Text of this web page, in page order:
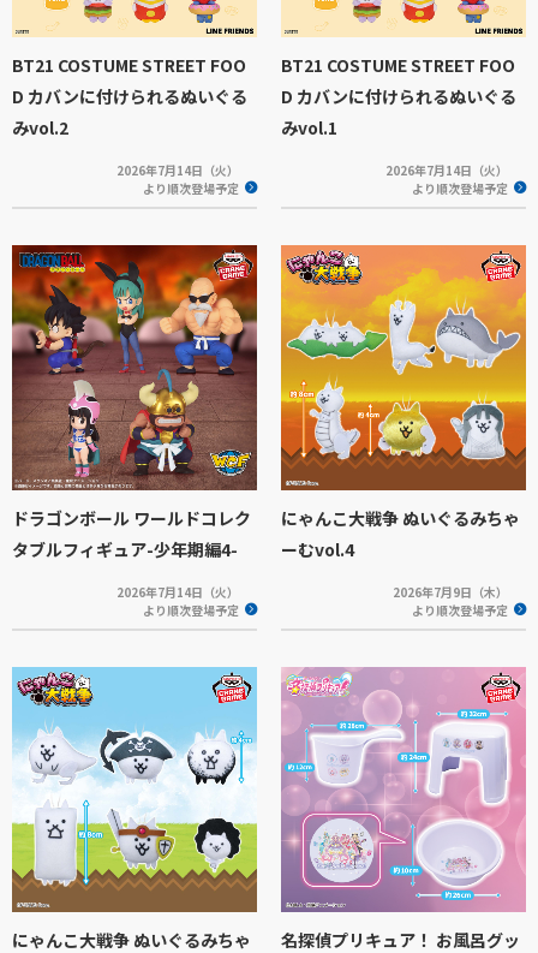
BT21 COSTUME STREET FOO
D カバンに付けられるぬいぐる
みvol.2
2026年7月14日（火）
より順次登場予定
BT21 COSTUME STREET FOO
D カバンに付けられるぬいぐる
みvol.1
2026年7月14日（火）
より順次登場予定
ドラゴンボール ワールドコレク
タブルフィギュア-少年期編4-
2026年7月14日（火）
より順次登場予定
にゃんこ大戦争 ぬいぐるみちゃ
ーむvol.4
2026年7月9日（木）
より順次登場予定
にゃんこ大戦争 ぬいぐるみちゃ
名探偵プリキュア！ お風呂グッ